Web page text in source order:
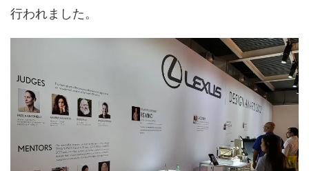
行われました。